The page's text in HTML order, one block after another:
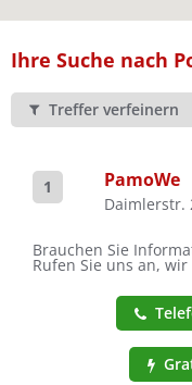
Ihre Suche nach
Treffer verfeinern
1 PamoWe
Daimlerstr.
Brauchen Sie
Rufen Sie uns an,